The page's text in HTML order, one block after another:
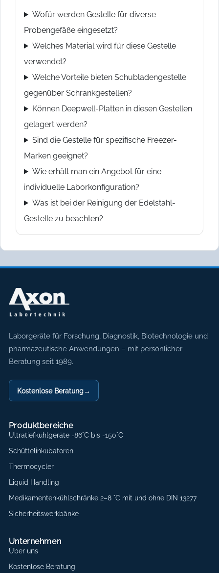
Wofür werden Gestelle für diverse
Probengefäße eingesetzt?
Welches Material wird für diese Gestelle
verwendet?
Welche Vorteile bieten Schubladengestelle
gegenüber Schrankgestellen?
Können Deepwell-Platten in diesen Gestellen
gelagert werden?
Sind die Gestelle für spezifische Freezer-
Marken geeignet?
Wie erhält man ein Angebot für eine
individuelle Laborkonfiguration?
Was ist bei der Reinigung der Edelstahl-
Gestelle zu beachten?
Axon Labortechnik
Laborgeräte für Forschung, Diagnostik, Biotechnologie und
pharmazeutische Anwendungen – mit persönlicher
Beratung seit 1989.
Kostenlose Beratung→
Produktbereiche
Ultratiefkühlgeräte -86°C bis -150°C
Schüttelinkubatoren
Thermocycler
Liquid Handling
Medikamentenkühlschränke 2–8 °C mit und ohne DIN 13277
Sicherheitswerkbänke
Unternehmen
Über uns
Kostenlose Beratung